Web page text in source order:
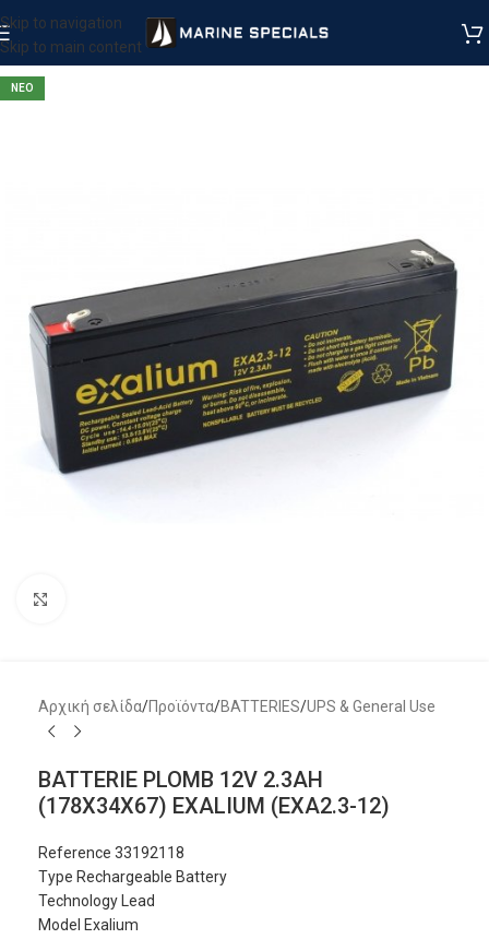
Skip to navigation
Skip to main content
ΝΕΟ
Αρχική σελίδα/Προϊόντα/BATTERIES/UPS & General Use
BATTERIE PLOMB 12V 2.3AH
(178X34X67) EXALIUM (EXA2.3-12)
Reference 33192118
Type Rechargeable Battery
Technology Lead
Model Exalium